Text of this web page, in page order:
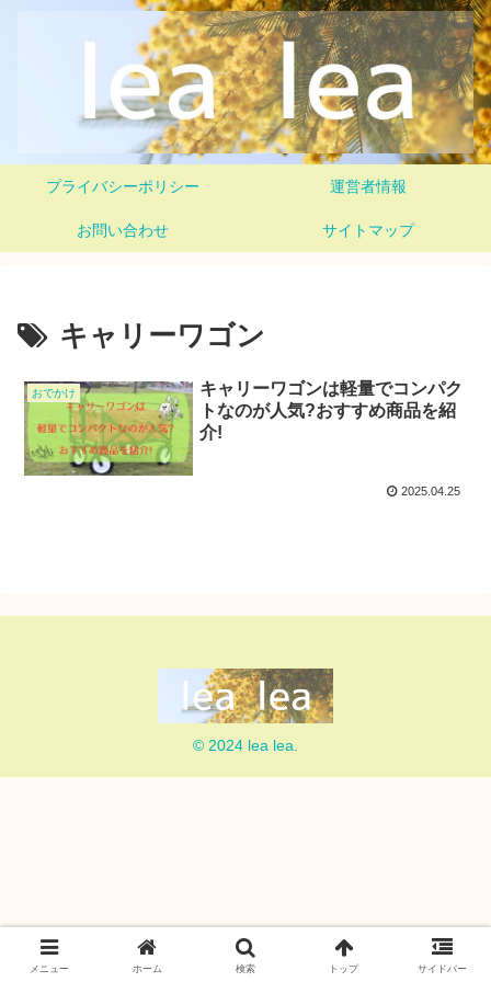
プライバシーポリシー 運営者情報
お問い合わせ サイトマップ
キャリーワゴン
おでかけ
キャリーワゴンは軽量でコンパク
トなのが人気?おすすめ商品を紹
介!
2025.04.25
© 2024 lea lea.
メニュー ホーム 検索 トップ サイドバー